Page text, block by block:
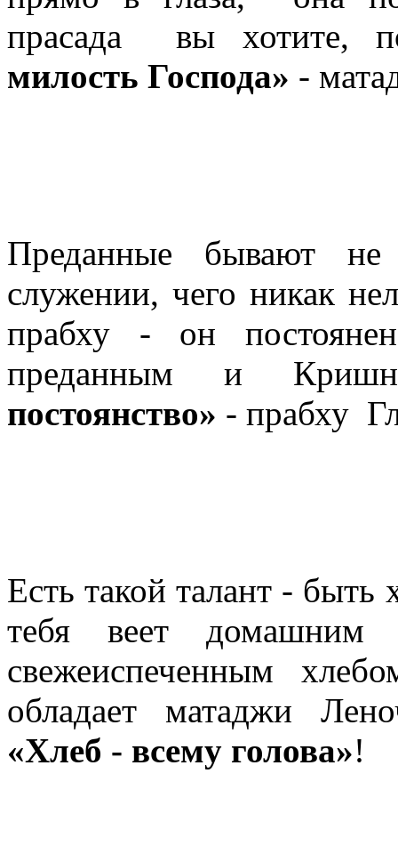
прасада вы хотите,
милость Господа» -
Преданные бывают
служении, чего никак
прабху - он
преданным и
постоянство» - прабху
Есть такой талант - быть
тебя веет
свежеиспеченным
обладает матаджи
«Хлеб - всему голова»!